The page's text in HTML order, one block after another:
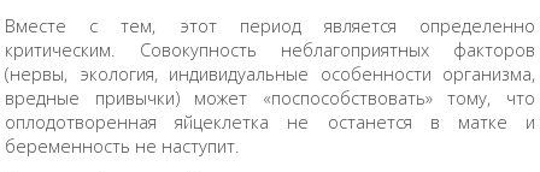
Вместе с тем, этот период является определенно
критическим. Совокупность неблагоприятных факторов
(нервы, экология, индивидуальные особенности организма,
вредные привычки) может «поспособствовать» тому, что
оплодотворенная яйцеклетка не останется в матке и
беременность не наступит.